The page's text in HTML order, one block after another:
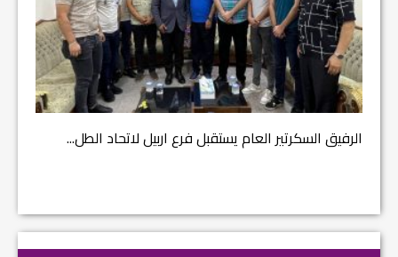
الرفيق السكرتير العام يستقبل فرع اربيل لاتحاد الطل...